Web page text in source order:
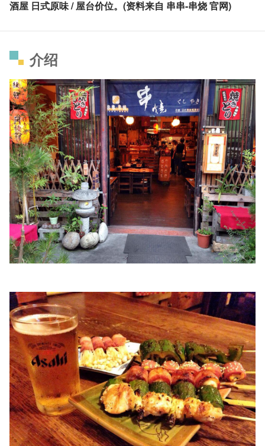
酒屋 日式原味 / 屋台价位。(资料来自 串串-串烧 官网)
介绍